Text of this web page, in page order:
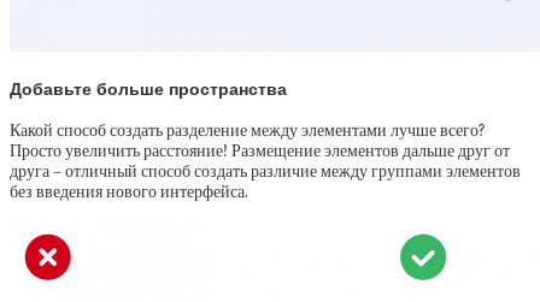
Добавьте больше пространства
Какой способ создать разделение между элементами лучше всего?
Просто увеличить расстояние! Размещение элементов дальше друг от
друга – отличный способ создать различие между группами элементов
без введения нового интерфейса.